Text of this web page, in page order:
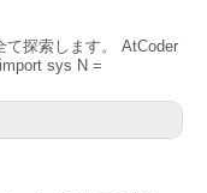
て探索します。 AtCoder
sys N =